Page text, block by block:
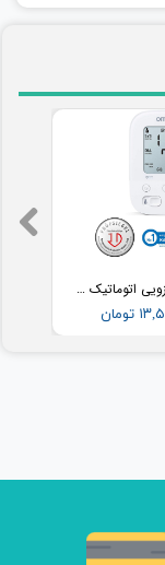
فشارسنج بازویی اتوماتیک با کاف پهن امرن (OMRON) مدل M3
تومان